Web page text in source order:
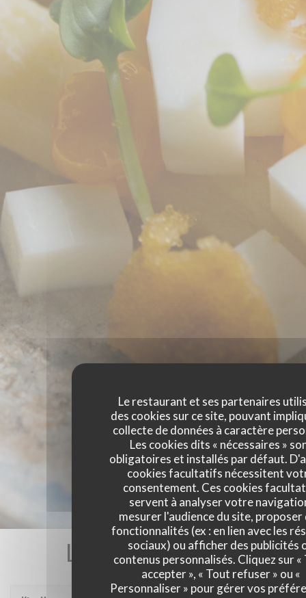
Le restaurant et ses partenaires
des cookies sur ce site, pouvant
collecte de données à caractère
Les cookies dits « nécessaires »
obligatoires et installés par défaut.
cookies facultatifs nécessitent
consentement. Ces cookies
servent à analyser votre
mesurer l'audience du site, proposer
fonctionnalités (ex : en lien avec les
sociaux) ou afficher des publicités
contenus personnalisés. Cliquez sur «
accepter », « Tout refuser » ou «
Personnaliser » pour gérer vos
Les avis de nos clients